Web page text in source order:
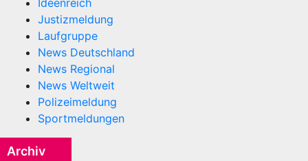
Justizmeldung
Laufgruppe
News Deutschland
News Regional
News Weltweit
Polizeimeldung
Sportmeldungen
Archiv